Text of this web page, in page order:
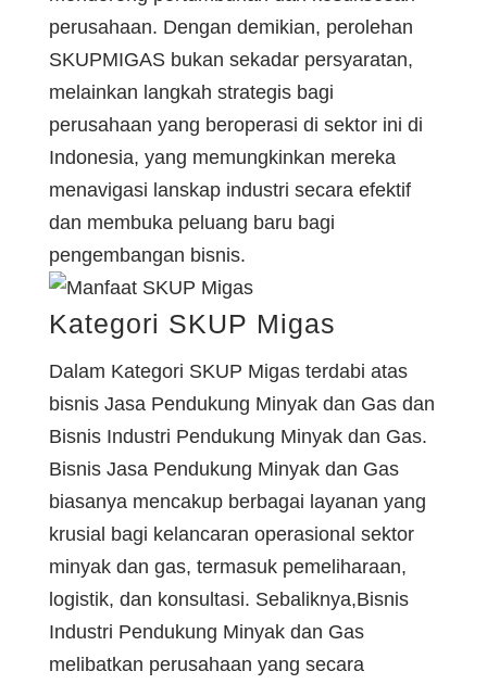
perusahaan. Dengan demikian, perolehan
SKUPMIGAS bukan sekadar persyaratan,
melainkan langkah strategis bagi
perusahaan yang beroperasi di sektor ini di
Indonesia, yang memungkinkan mereka
menavigasi lanskap industri secara efektif
dan membuka peluang baru bagi
pengembangan bisnis.
Kategori SKUP Migas
Dalam Kategori SKUP Migas terdabi atas
bisnis Jasa Pendukung Minyak dan Gas dan
Bisnis Industri Pendukung Minyak dan Gas.
Bisnis Jasa Pendukung Minyak dan Gas
biasanya mencakup berbagai layanan yang
krusial bagi kelancaran operasional sektor
minyak dan gas, termasuk pemeliharaan,
logistik, dan konsultasi. Sebaliknya,Bisnis
Industri Pendukung Minyak dan Gas
melibatkan perusahaan yang secara